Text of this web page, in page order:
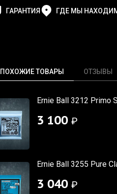
ГАРАНТИЯ ГДЕ МЫ
ПОХОЖИЕ ТОВАРЫ ОТЗЫВЫ
Ernie Ball 3212 Primo
3 100 ₽
Ernie Ball 3255 Pure
3 040 ₽